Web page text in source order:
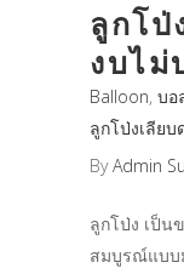
ลูกโป่
งบไม่
Balloon, บอ
ลูกโป่งเลียบ
ByAdmin
ลูกโป่ง เป็น
สมบูรณ์แบบ